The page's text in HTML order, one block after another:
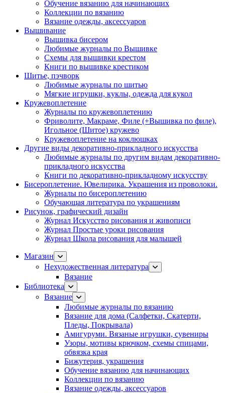
Обучение вязанию для начинающих
Коллекции по вязанию
Вязание одежды, аксессуаров
Вышивание
Вышивка бисером
Любимые журналы по Вышивке
Схемы для вышивки крестом
Книги по вышивке крестиком
Шитье, пэчворк
Любимые журналы по шитью
Мягкие игрушки, куклы, одежда для кукол
Кружевоплетение
Журналы по кружевоплетению
Фриволите, Макраме, Филе (+Вышивка по филе),
Игольное (Шитое) кружево
Кружевоплетение на коклюшках
Другие виды декоративно-прикладного искусства
Любимые журналы по другим видам декоративно-
прикладного искусства
Книги по декоративно-прикладному искусству
Бисероплетение. Ювелирика. Украшения из проволоки.
Журналы по бисероплетению
Обучающая литература по украшениям
Рисунок, графический дизайн
Журнал Искусство рисования и живописи
Журнал Простые уроки рисования
Журнал Школа рисования для малышей
Магазин
Нехудожественная литература
Вязание
Библиотека
Вязание
Любимые журналы по вязанию
Вязание для дома (Салфетки, Скатерти,
Пледы, Покрывала)
Амигуруми. Вязаные игрушки, сувениры
Узоры, мотивы крючком, схемы спицами,
обвязка края
Бижутерия, украшения
Обучение вязанию для начинающих
Коллекции по вязанию
Вязание одежды, аксессуаров